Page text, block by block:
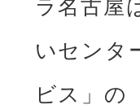
ラ名古屋
いセンタ
ビス」の